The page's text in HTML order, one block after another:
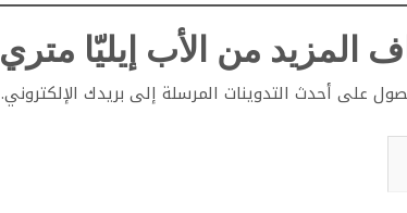
المزيد من الأب إيليّا متري
على أحدث التدوينات المرسلة إلى بريدك الإلكتروني.